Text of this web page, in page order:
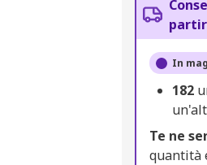
In
182
Te ne
quantità